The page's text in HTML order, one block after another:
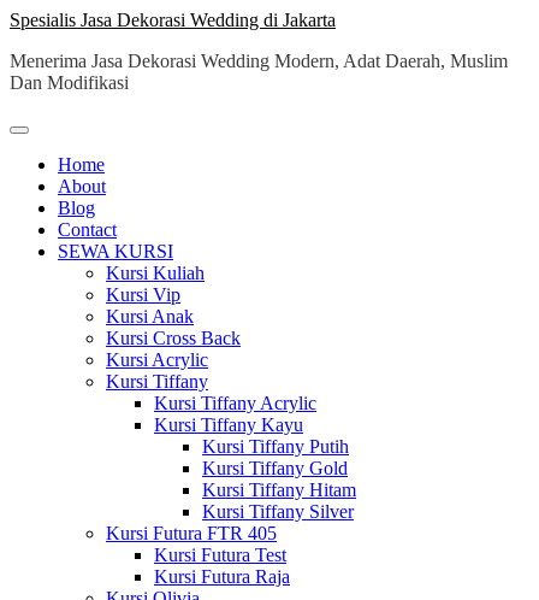
Skip
content
Spesialis Jasa Dekorasi Wedding di Jakarta
Menerima Jasa Dekorasi Wedding Modern, Adat Daerah, Muslim
Dan Modifikasi
Home
About
Blog
Contact
SEWA KURSI
Kursi Kuliah
Kursi Vip
Kursi Anak
Kursi Cross Back
Kursi Acrylic
Kursi Tiffany
Kursi Tiffany Acrylic
Kursi Tiffany Kayu
Kursi Tiffany Putih
Kursi Tiffany Gold
Kursi Tiffany Hitam
Kursi Tiffany Silver
Kursi Futura FTR 405
Kursi Futura Test
Kursi Futura Raja